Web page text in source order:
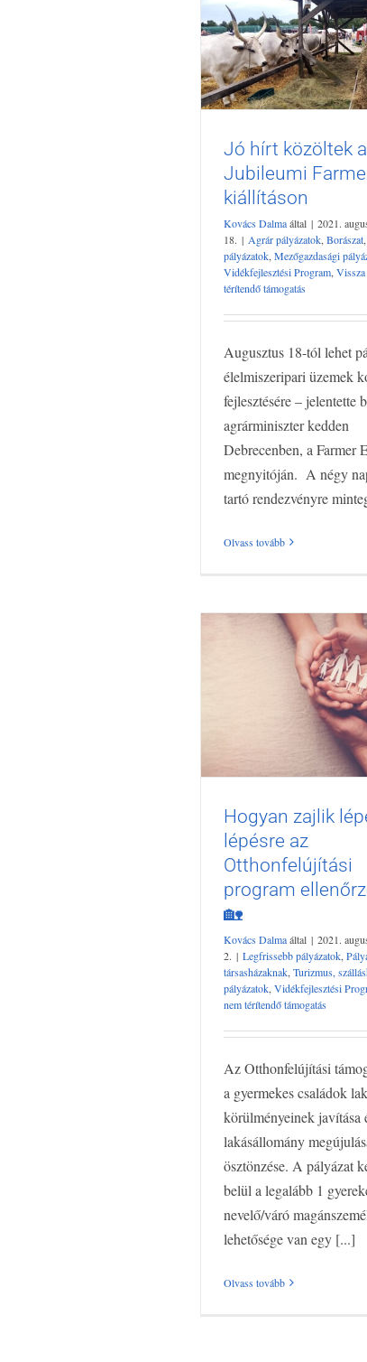
Jó hírt közöltek a
Farmer Expo
Agrár pályázatok Borászat
pályázatok Mezőgazdasági
támogatás
Jó hírt közöltek a
Jubileumi
kiállításon
Kovács Dalmaáltal | 2021.
18. | Agrár pályázatok Borászat
pályázatok Mezőgazdasági
Vidékfejlesztési Program
térítendő támogatás
Augusztus 18-tól lehet
élelmiszeripari üzemek
fejlesztésére – jelentette
agrárminiszter kedden
Debrecenben, a Farmer
megnyitóján. A négy
tartó rendezvényre
Olvass tovább
Hogyan zajlik
lépésre az
program
Legfrissebb pályázatok
társasházaknak Turizmus,
pályázatok
nem térítendő támogatás
Hogyan zajlik
lépésre az
Otthonfelújítási
program
🏡
Kovács Dalmaáltal | 2021.
2. | Legfrissebb pályázatok
társasházaknak Turizmus,
pályázatok Vidékfejlesztési
nem térítendő támogatás
Az Otthonfelújítási
a gyermekes családok
körülményeinek javítása
lakásállomány
ösztönzése. A pályázat
belül a legalább 1
nevelő/váró
lehetősége van egy [...]
Olvass tovább